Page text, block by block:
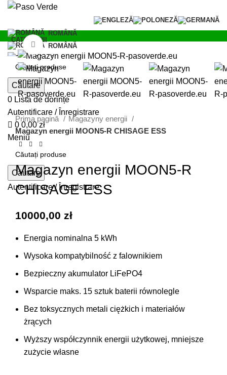
ROMÂNĂ
ROMÂNĂ
CATEGORII
Căutare
0 Lista de dorințe
Autentificare / Înregistrare
0 0,00zł
Meniu
Căutare
Autentificare / Înregistrare
Click pentru a mări
Prima pagină
Magazyny energii
Magazyn energii MOON5-R CHISAGE ESS
Magazyn energii MOON5-R
CHISAGE ESS
10000,00 zł
Energia nominalna 5 kWh
Wysoka kompatybilność z falownikiem
Bezpieczny akumulator LiFePO4
Wsparcie maks. 15 sztuk baterii równolegle
Bez toksycznych metali ciężkich i materiałów
żrących
Wyższy współczynnik energii użytkowej, mniejsze
zużycie własne
0